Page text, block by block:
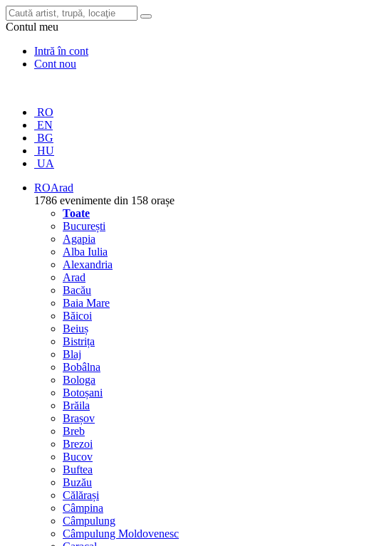
Contul meu
Intră în cont
Cont nou
RO
EN
BG
HU
UA
ROArad
1786 evenimente din 158 orașe
Toate
București
Agapia
Alba Iulia
Alexandria
Arad
Bacău
Baia Mare
Băicoi
Beiuș
Bistrița
Blaj
Bobâlna
Bologa
Botoșani
Brăila
Brașov
Breb
Brezoi
Bucov
Buftea
Buzău
Călărași
Câmpina
Câmpulung
Câmpulung Moldovenesc